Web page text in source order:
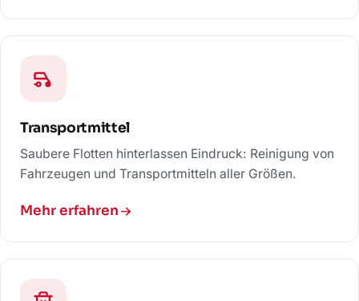
Transportmittel
Saubere Flotten hinterlassen Eindruck: Reinigung von
Fahrzeugen und Transportmitteln aller Größen.
Mehr erfahren